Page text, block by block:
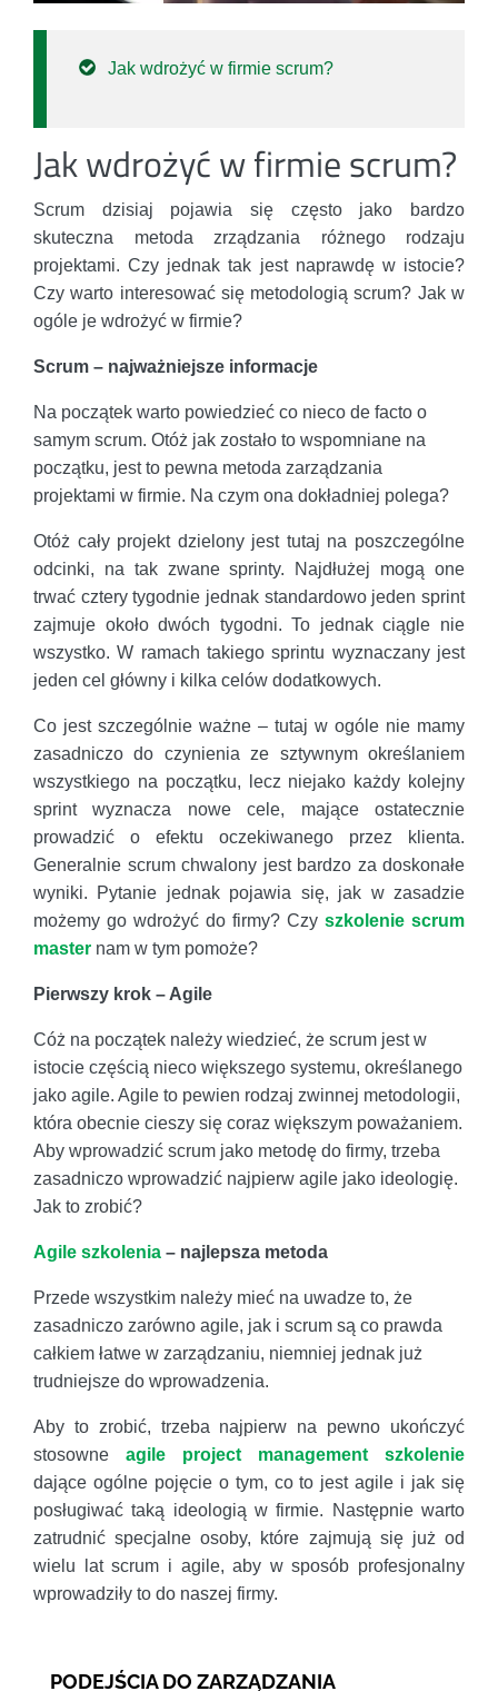
Jak wdrożyć w firmie scrum?
Jak wdrożyć w firmie scrum?
Scrum dzisiaj pojawia się często jako bardzo
skuteczna metoda zrządzania różnego rodzaju
projektami. Czy jednak tak jest naprawdę w istocie?
Czy warto interesować się metodologią scrum? Jak w
ogóle je wdrożyć w firmie?
Scrum – najważniejsze informacje
Na początek warto powiedzieć co nieco de facto o
samym scrum. Otóż jak zostało to wspomniane na
początku, jest to pewna metoda zarządzania
projektami w firmie. Na czym ona dokładniej polega?
Otóż cały projekt dzielony jest tutaj na poszczególne
odcinki, na tak zwane sprinty. Najdłużej mogą one
trwać cztery tygodnie jednak standardowo jeden sprint
zajmuje około dwóch tygodni. To jednak ciągle nie
wszystko. W ramach takiego sprintu wyznaczany jest
jeden cel główny i kilka celów dodatkowych.
Co jest szczególnie ważne – tutaj w ogóle nie mamy
zasadniczo do czynienia ze sztywnym określaniem
wszystkiego na początku, lecz niejako każdy kolejny
sprint wyznacza nowe cele, mające ostatecznie
prowadzić o efektu oczekiwanego przez klienta.
Generalnie scrum chwalony jest bardzo za doskonałe
wyniki. Pytanie jednak pojawia się, jak w zasadzie
możemy go wdrożyć do firmy? Czy szkolenie scrum
master nam w tym pomoże?
Pierwszy krok – Agile
Cóż na początek należy wiedzieć, że scrum jest w
istocie częścią nieco większego systemu, określanego
jako agile. Agile to pewien rodzaj zwinnej metodologii,
która obecnie cieszy się coraz większym poważaniem.
Aby wprowadzić scrum jako metodę do firmy, trzeba
zasadniczo wprowadzić najpierw agile jako ideologię.
Jak to zrobić?
Agile szkolenia – najlepsza metoda
Przede wszystkim należy mieć na uwadze to, że
zasadniczo zarówno agile, jak i scrum są co prawda
całkiem łatwe w zarządzaniu, niemniej jednak już
trudniejsze do wprowadzenia.
Aby to zrobić, trzeba najpierw na pewno ukończyć
stosowne agile project management szkolenie
dające ogólne pojęcie o tym, co to jest agile i jak się
posługiwać taką ideologią w firmie. Następnie warto
zatrudnić specjalne osoby, które zajmują się już od
wielu lat scrum i agile, aby w sposób profesjonalny
wprowadziły to do naszej firmy.
PODEJŚCIA DO ZARZĄDZANIA